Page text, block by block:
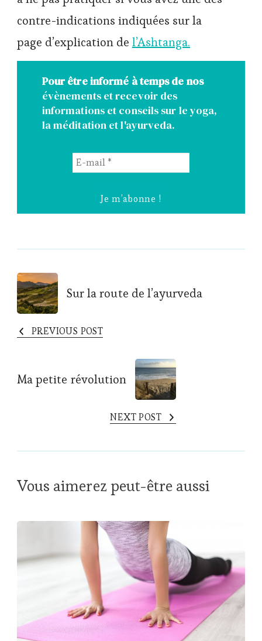
contre-indications indiquées sur la
page d’explication de l’Ashtanga.
Pour être informé à temps de nos
évènements et recevoir des
informations et conseils sur le yoga,
la méditation et l'ayurveda.
*
Post
Navigation
Sur la route de l’ayurveda
PREVIOUS POST
Ma petite révolution
NEXT POST
Vous aimerez peut-être aussi